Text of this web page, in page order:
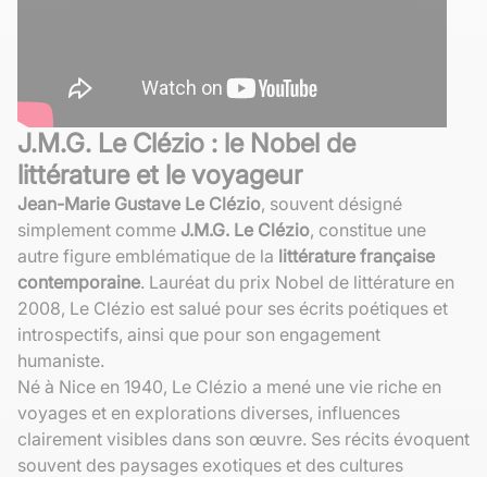
J.M.G. Le Clézio : le Nobel de
littérature et le voyageur
Jean-Marie Gustave Le Clézio, souvent désigné
simplement comme J.M.G. Le Clézio, constitue une
autre figure emblématique de la littérature française
contemporaine. Lauréat du prix Nobel de littérature en
2008, Le Clézio est salué pour ses écrits poétiques et
introspectifs, ainsi que pour son engagement
humaniste.
Né à Nice en 1940, Le Clézio a mené une vie riche en
voyages et en explorations diverses, influences
clairement visibles dans son œuvre. Ses récits évoquent
souvent des paysages exotiques et des cultures